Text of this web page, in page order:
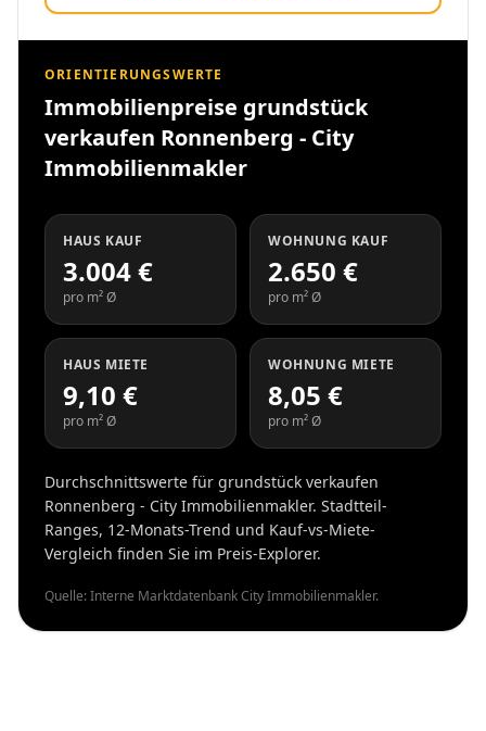
ORIENTIERUNGSWERTE
Immobilienpreise grundstück
verkaufen Ronnenberg - City
Immobilienmakler
HAUS KAUF
3.004 €
pro m² Ø
WOHNUNG KAUF
2.650 €
pro m² Ø
HAUS MIETE
9,10 €
pro m² Ø
WOHNUNG MIETE
8,05 €
pro m² Ø
Durchschnittswerte für grundstück verkaufen
Ronnenberg - City Immobilienmakler. Stadtteil-
Ranges, 12-Monats-Trend und Kauf-vs-Miete-
Vergleich finden Sie im Preis-Explorer.
Quelle: Interne Marktdatenbank City Immobilienmakler.